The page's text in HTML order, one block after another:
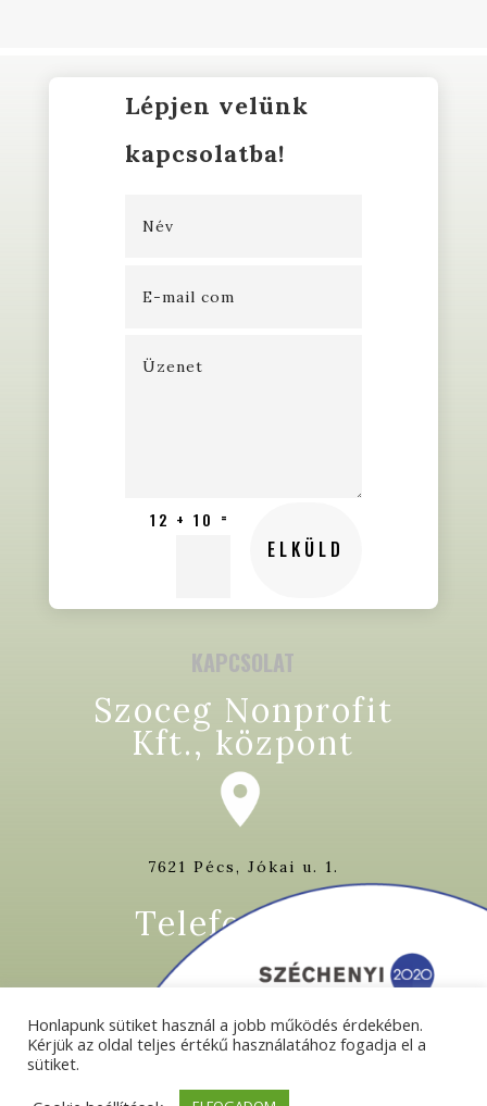
Lépjen velünk
kapcsolatba!
12 + 10 =
ELKÜLD
KAPCSOLAT
Szoceg Nonprofit
Kft., központ
7621 Pécs, Jókai u. 1.
Telefon/ fax
+36 72 513 813
Honlapunk sütiket használ a jobb működés érdekében.
Kérjük az oldal teljes értékű használatához fogadja el a
sütiket.